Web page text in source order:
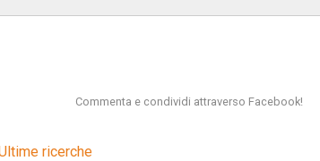
Commenta e condividi attraverso Facebook!
ricerche